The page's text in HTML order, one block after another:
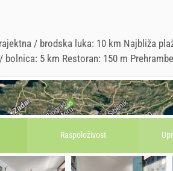
/ brodska luka: 10 km Najbliža
5 km Restoran: 150 m
Raspoloživost